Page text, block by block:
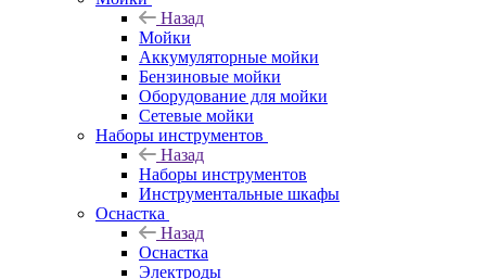
Назад
Мойки
Аккумуляторные мойки
Бензиновые мойки
Оборудование для мойки
Сетевые мойки
Наборы инструментов
Назад
Наборы инструментов
Инструментальные шкафы
Оснастка
Назад
Оснастка
Электроды